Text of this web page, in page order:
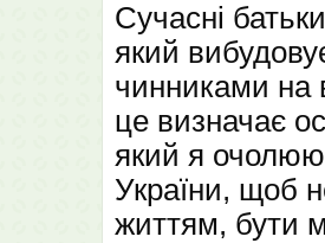
Сучасні
який
чинниками на
це визначає
який я
України, щоб
життям, бути